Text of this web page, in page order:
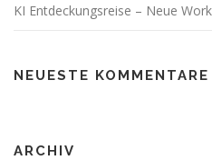
KI Entdeckungsreise – Neue
NEUESTE KOMMENTARE
ARCHIV